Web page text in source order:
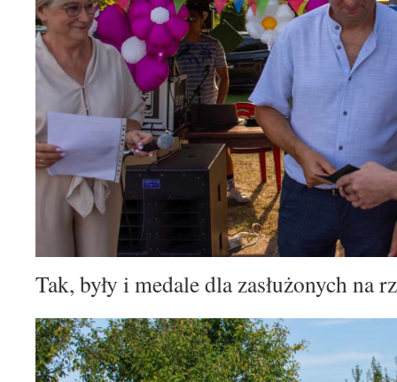
Tak, były i medale dla zasłużonych na